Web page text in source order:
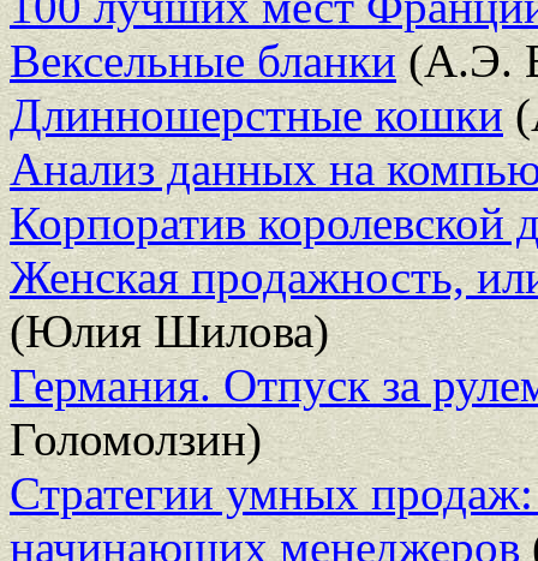
Вексельные бланки(А.Э.
Длинношерстные кошки
Анализ данных на
Корпоратив королевской
Женская продажность,
(Юлия Шилова)
Германия. Отпуск за
Голомолзин)
Стратегии умных продаж:
начинающих менеджеров